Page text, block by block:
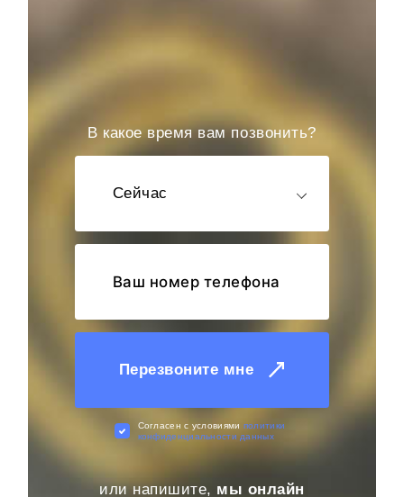
В какое время вам позвонить?
Сейчас
Перезвоните мне
Cогласен с условиями политики
конфиденциальности данных
или напишите, мы онлайн